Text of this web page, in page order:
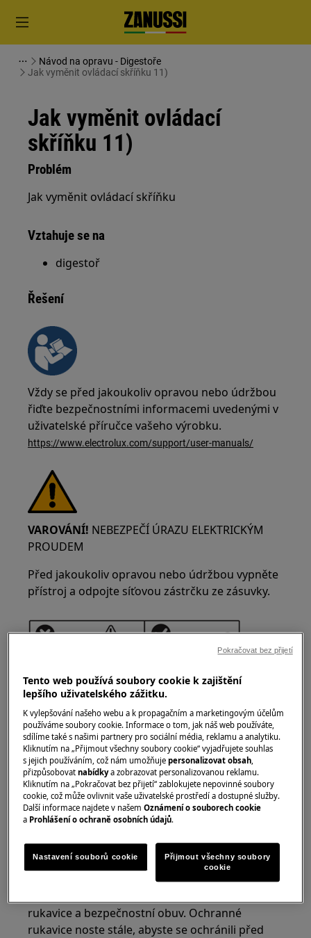
Návod na opravu - Digestoře
Jak vyměnit ovládací skříňku 11)
Jak vyměnit ovládací
skříňku 11)
Problém
Jak vyměnit ovládací skříňku
Vztahuje se na
digestoř
Řešení
Vždy se před jakoukoliv opravou nebo údržbou
řiďte bezpečnostními informacemi uvedenými v
uživatelské příručce vašeho výrobku.
https://www.electrolux.com/support/user-manuals/
VAROVÁNÍ! NEBEZPEČÍ ÚRAZU ELEKTRICKÝM
PROUDEM
Před jakoukoliv opravou nebo údržbou vypněte
přístroj a odpojte síťovou zástrčku ze zásuvky.
VAROVÁNÍ!RIZIKO ZRANĚNÍ
Vždy buďte opatrní při přemísťování spotřebičů.
U těžkých spotřebičů je nejbezpečnější, když je
rukavice a bezpečnostní obuv. Ochranné
rukavice noste stále, abyste se ochránili před
Tento web používá soubory cookie k zajištění
lepšího uživatelského zážitku.
K vylepšování našeho webu a k propagačním a marketingovým účelům
používáme soubory cookie. Informace o tom, jak náš web používáte,
sdílíme také s našimi partnery pro sociální média, reklamu a analytiku.
Kliknutím na „Přijmout všechny soubory cookie“ vyjadřujete souhlas
s jejich používáním, což nám umožňujepersonalizovat obsah,
přizpůsobovatnabídkya zobrazovat personalizovanou reklamu.
Kliknutím na „Pokračovat bez přijetí“ zablokujete nepovinné soubory
cookie, což může ovlivnit vaše uživatelské prostředí a dostupné služby.
Další informace najdete v našemOznámení o souborech cookie
a Prohlášení o ochraně osobních údajů.
Nastavení souborů cookie
Přijmout všechny soubory
cookie
Pokračovat bez přijetí